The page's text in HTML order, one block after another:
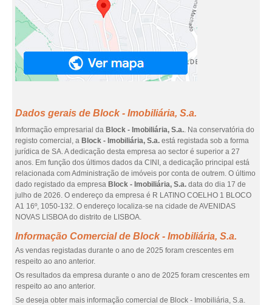
Dados gerais de Block - Imobiliária, S.a.
Informação empresarial da Block - Imobiliária, S.a.. Na conservatória do
registo comercial, a Block - Imobiliária, S.a. está registada sob a forma
jurídica de SA. A dedicação desta empresa ao sector é superior a 27
anos. Em função dos últimos dados da CINI, a dedicação principal está
relacionada com Administração de imóveis por conta de outrem. O último
dado registado da empresa Block - Imobiliária, S.a. data do dia 17 de
julho de 2026. O endereço da empresa é R LATINO COELHO 1 BLOCO
A1 16º, 1050-132. O endereço localiza-se na cidade de AVENIDAS
NOVAS LISBOA do distrito de LISBOA.
Informação Comercial de Block - Imobiliária, S.a.
As vendas registadas durante o ano de 2025 foram crescentes em
respeito ao ano anterior.
Os resultados da empresa durante o ano de 2025 foram crescentes em
respeito ao ano anterior.
Se deseja obter mais informação comercial de Block - Imobiliária, S.a.